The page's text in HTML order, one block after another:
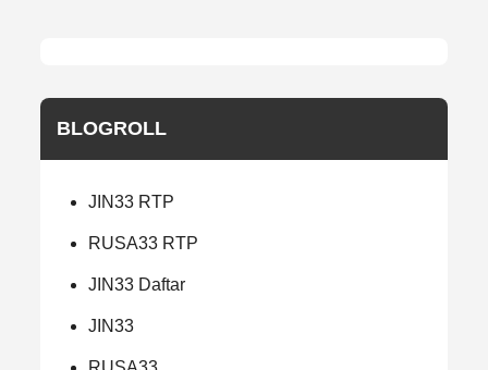
BLOGROLL
JIN33 RTP
RUSA33 RTP
JIN33 Daftar
JIN33